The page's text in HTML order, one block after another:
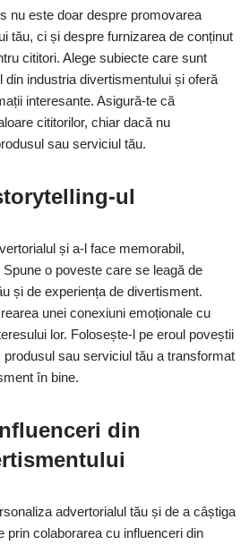
nu este doar despre promovarea
tău, ci și despre furnizarea de conținut
cititori. Alege subiecte care sunt
din industria divertismentului și oferă
interesante. Asigură-te că
cititorilor, chiar dacă nu
sau serviciul tău.
ul
și a-l face memorabil,
o poveste care se leagă de
și de experiența de divertisment.
unei conexiuni emoționale cu
lor. Folosește-l pe eroul poveștii
sau serviciul tău a transformat
în bine.
din
advertorialul tău și de a câștiga
prin colaborarea cu influenceri din